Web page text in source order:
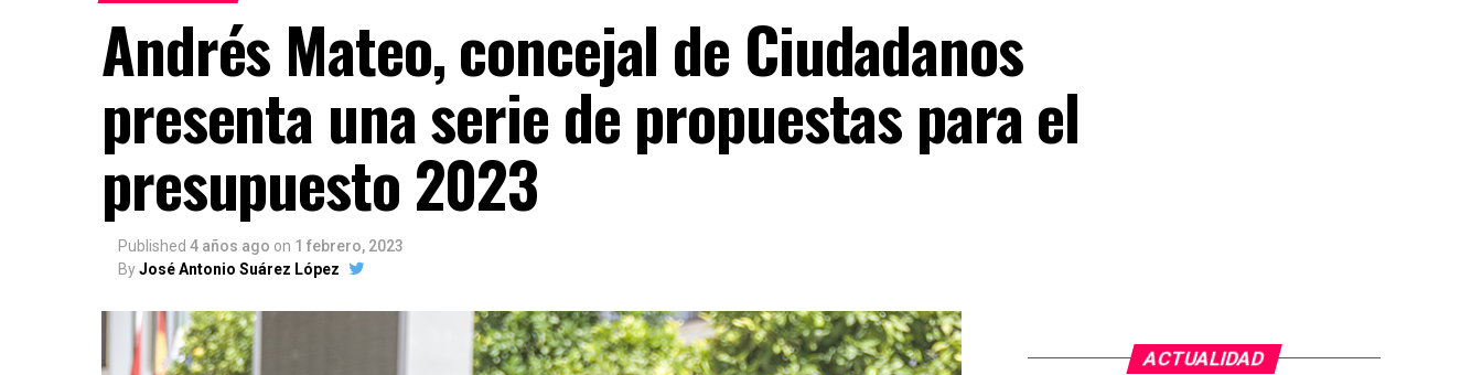
Andrés Mateo, concejal de Ciudadanos
presenta una serie de propuestas para el
presupuesto 2023
Published 4 años ago on 1 febrero, 2023
ByJosé Antonio Suárez López
ACTUALIDAD